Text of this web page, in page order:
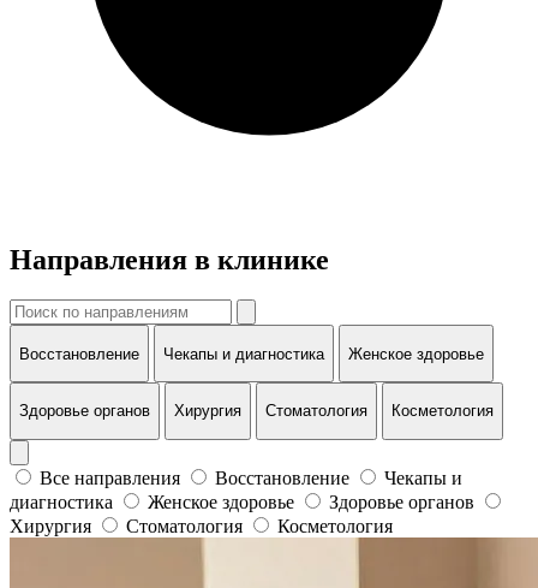
Направления в клинике
Восстановление Чекапы и диагностика Женское здоровье
Здоровье органов Хирургия Стоматология Косметология
Все направления Восстановление
Чекапы и
диагностика
Женское здоровье
Здоровье органов
Хирургия
Стоматология Косметология